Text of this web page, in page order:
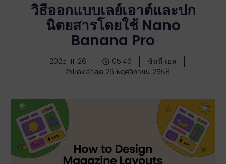
วิธีออกแบบเลย์เอาต์และปก
นิตยสารโดยใช้ Nano
Banana Pro
2025-11-26 05:46
ชินนี่ เฮล
อัปเดตล่าสุด 26 พฤศจิกายน 2568